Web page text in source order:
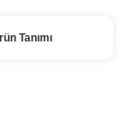
Tanımı